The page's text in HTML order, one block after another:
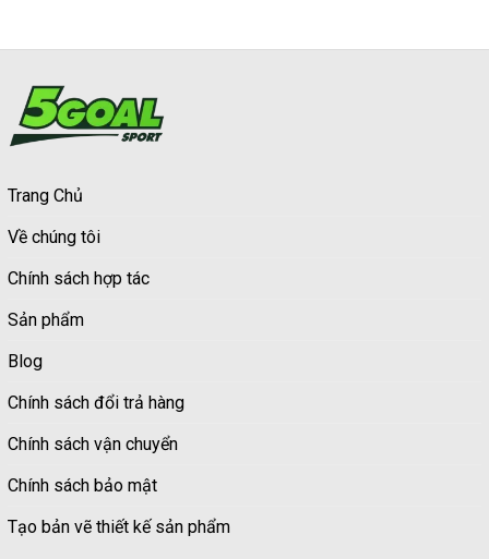
Trang Chủ
Về chúng tôi
Chính sách hợp tác
Sản phẩm
Blog
Chính sách đổi trả hàng
Chính sách vận chuyển
Chính sách bảo mật
Tạo bản vẽ thiết kế sản phẩm